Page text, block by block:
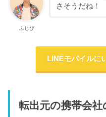
ふじぴ
さそうだね！
LINEモバイルに
転出元の携帯会